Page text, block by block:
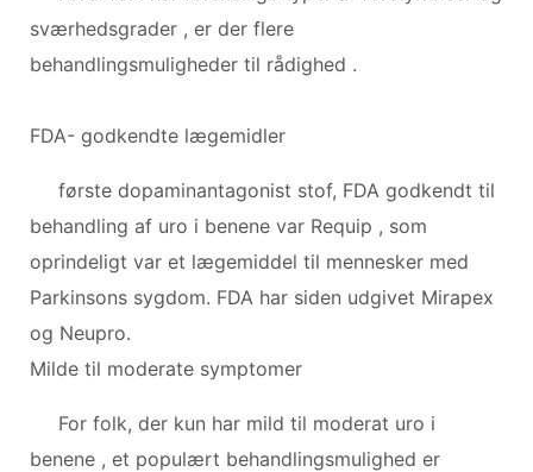
sværhedsgrader , er der flere
behandlingsmuligheder til rådighed .
FDA- godkendte lægemidler
første dopaminantagonist stof, FDA godkendt til
behandling af uro i benene var Requip , som
oprindeligt var et lægemiddel til mennesker med
Parkinsons sygdom. FDA har siden udgivet Mirapex
og Neupro.
Milde til moderate symptomer
For folk, der kun har mild til moderat uro i
benene , et populært behandlingsmulighed er